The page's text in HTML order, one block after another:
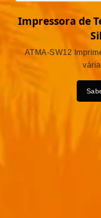
Impressora de
ATMA-SW12